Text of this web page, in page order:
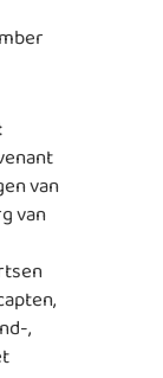
:
van
van
,